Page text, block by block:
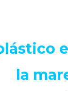
la